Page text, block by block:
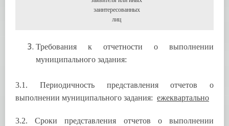
заинтересованных
лиц
Требования к отчетности о выполнении
муниципального задания:
3.1. Периодичность представления отчетов о
выполнении муниципального задания: ежеквартально
3.2. Сроки представления отчетов о выполнении